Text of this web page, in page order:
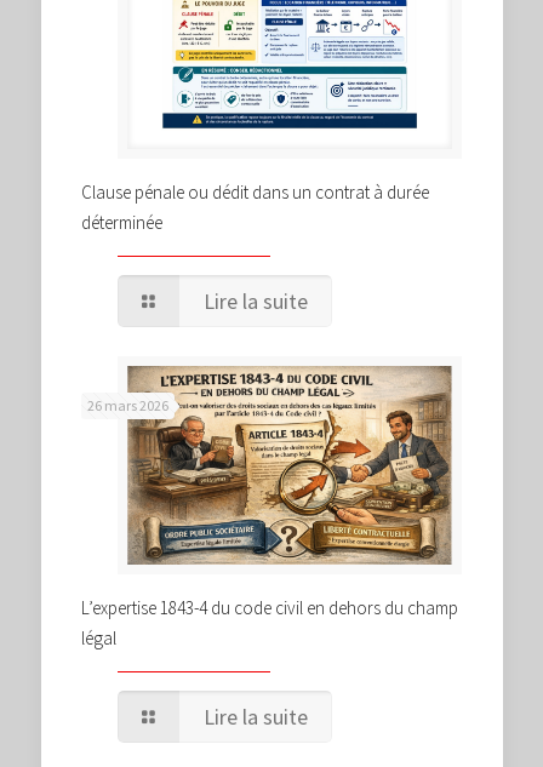
Clause pénale ou dédit dans un contrat à durée
déterminée
Lire la suite
26 mars 2026
L’expertise 1843-4 du code civil en dehors du champ
légal
Lire la suite